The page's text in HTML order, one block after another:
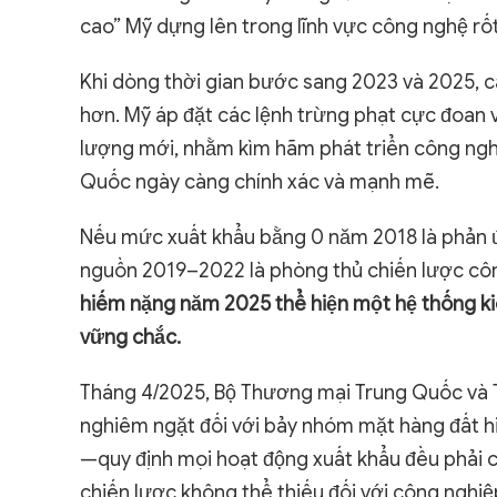
cao” Mỹ dựng lên trong lĩnh vực công nghệ
Khi dòng thời gian bước sang 2023 và 2025,
hơn. Mỹ áp đặt các lệnh trừng phạt cực
lượng mới, nhằm kìm hãm phát triển công
Quốc ngày càng chính xác và mạnh mẽ.
Nếu mức xuất khẩu bằng 0 năm 2018 là
nguồn 2019–2022 là phòng thủ chiến lược
hiếm nặng năm 2025 thể hiện một hệ thống
vững chắc.
Tháng 4/2025, Bộ Thương mại Trung Quốc
nghiêm ngặt đối với bảy nhóm mặt hàng
—quy định mọi hoạt động xuất khẩu đều phải